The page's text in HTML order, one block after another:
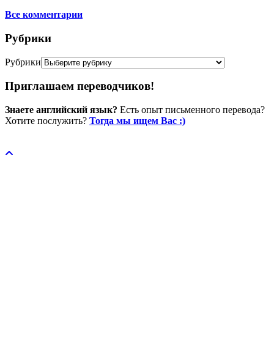
Все комментарии
Рубрики
Рубрики
Приглашаем переводчиков!
Знаете английский язык? Есть опыт письменного перевода?
Хотите послужить? Тогда мы ищем Вас :)